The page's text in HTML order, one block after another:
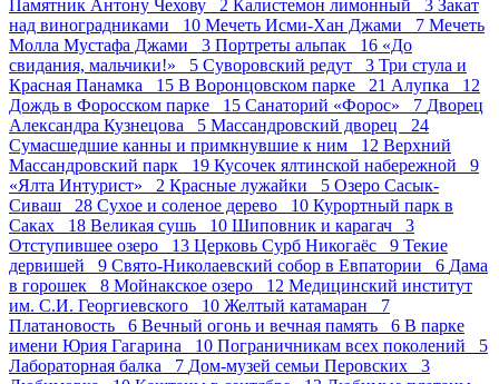
Памятник Антону Чехову 2 Калистемон лимонный 3 Закат
над виноградниками 10 Мечеть Исми-Хан Джами 7 Мечеть
Молла Мустафа Джами 3 Портреты альпак 16 «До
свидания, мальчики!» 5 Суворовский редут 3 Три стула и
Красная Панамка 15 В Воронцовском парке 21 Алупка 12
Дождь в Форосском парке 15 Санаторий «Форос» 7 Дворец
Александра Кузнецова 5 Массандровский дворец 24
Сумасшедшие канны и примкнувшие к ним 12 Верхний
Массандровский парк 19 Кусочек ялтинской набережной 9
«Ялта Интурист» 2 Красные лужайки 5 Озеро Сасык-
Сиваш 28 Сухое и соленое дерево 10 Курортный парк в
Саках 18 Великая сушь 10 Шиповник и карагач 3
Отступившее озеро 13 Церковь Сурб Никогаёс 9 Текие
дервишей 9 Свято-Николаевский собор в Евпатории 6 Дама
в горошек 8 Мойнакское озеро 12 Медицинский институт
им. С.И. Георгиевского 10 Желтый катамаран 7
Платановость 6 Вечный огонь и вечная память 6 В парке
имени Юрия Гагарина 10 Пограничникам всех поколений 5
Лабораторная балка 7 Дом-музей семьи Перовских 3